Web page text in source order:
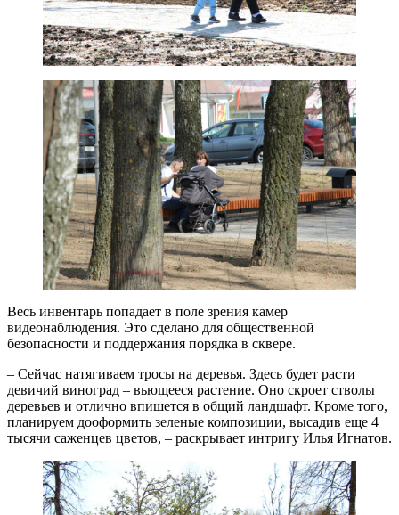
Весь инвентарь попадает в поле зрения камер
видеонаблюдения. Это сделано для общественной
безопасности и поддержания порядка в сквере.
– Сейчас натягиваем тросы на деревья. Здесь будет расти
девичий виноград – вьющееся растение. Оно скроет стволы
деревьев и отлично впишется в общий ландшафт. Кроме того,
планируем дооформить зеленые композиции, высадив еще 4
тысячи саженцев цветов, – раскрывает интригу Илья Игнатов.